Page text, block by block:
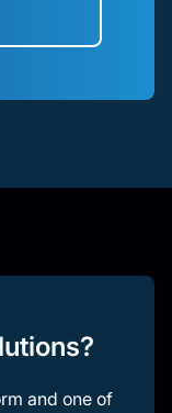
and one of